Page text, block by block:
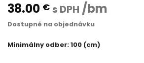
38.00 € s DPH /bm
Dostupné na objednávku
Minimálny odber: 100 (cm)